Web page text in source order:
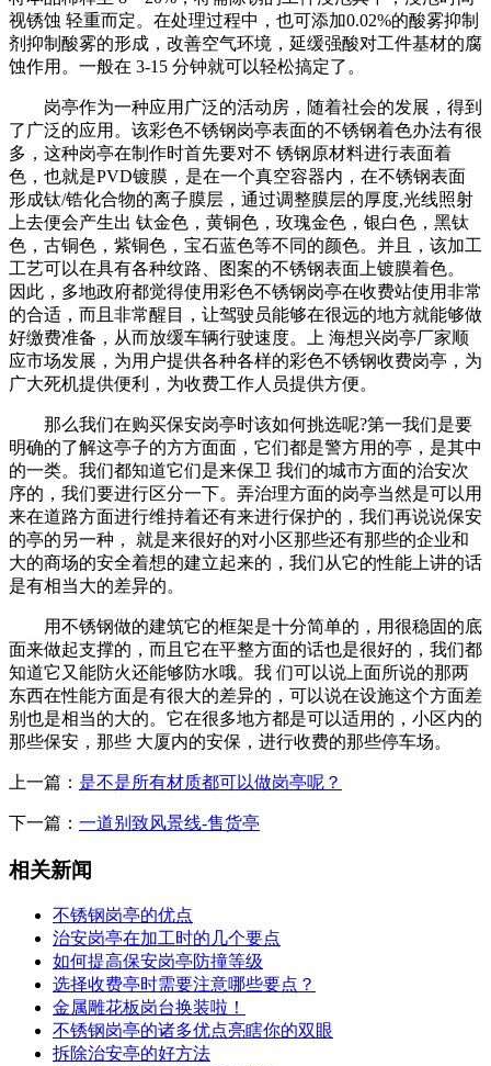
视锈蚀 轻重而定。在处理过程中，也可添加0.02%的酸雾抑制
剂抑制酸雾的形成，改善空气环境，延缓强酸对工件基材的腐
蚀作用。一般在 3-15 分钟就可以轻松搞定了。
岗亭作为一种应用广泛的活动房，随着社会的发展，得到
了广泛的应用。该彩色不锈钢岗亭表面的不锈钢着色办法有很
多，这种岗亭在制作时首先要对不 锈钢原材料进行表面着
色，也就是PVD镀膜，是在一个真空容器内，在不锈钢表面
形成钛/锆化合物的离子膜层，通过调整膜层的厚度,光线照射
上去便会产生出 钛金色，黄铜色，玫瑰金色，银白色，黑钛
色，古铜色，紫铜色，宝石蓝色等不同的颜色。并且，该加工
工艺可以在具有各种纹路、图案的不锈钢表面上镀膜着色。
因此，多地政府都觉得使用彩色不锈钢岗亭在收费站使用非常
的合适，而且非常醒目，让驾驶员能够在很远的地方就能够做
好缴费准备，从而放缓车辆行驶速度。上 海想兴岗亭厂家顺
应市场发展，为用户提供各种各样的彩色不锈钢收费岗亭，为
广大死机提供便利，为收费工作人员提供方便。
那么我们在购买保安岗亭时该如何挑选呢?第一我们是要
明确的了解这亭子的方方面面，它们都是警方用的亭，是其中
的一类。我们都知道它们是来保卫 我们的城市方面的治安次
序的，我们要进行区分一下。弄治理方面的岗亭当然是可以用
来在道路方面进行维持着还有来进行保护的，我们再说说保安
的亭的另一种， 就是来很好的对小区那些还有那些的企业和
大的商场的安全着想的建立起来的，我们从它的性能上讲的话
是有相当大的差异的。
用不锈钢做的建筑它的框架是十分简单的，用很稳固的底
面来做起支撑的，而且它在平整方面的话也是很好的，我们都
知道它又能防火还能够防水哦。我 们可以说上面所说的那两
东西在性能方面是有很大的差异的，可以说在设施这个方面差
别也是相当的大的。它在很多地方都是可以适用的，小区内的
那些保安，那些 大厦内的安保，进行收费的那些停车场。
上一篇： 是不是所有材质都可以做岗亭呢？
下一篇： 一道别致风景线-售货亭
相关新闻
不锈钢岗亭的优点
治安岗亭在加工时的几个要点
如何提高保安岗亭防撞等级
选择收费亭时需要注意哪些要点？
金属雕花板岗台换装啦！
不锈钢岗亭的诸多优点亮瞎你的双眼
拆除治安亭的好方法